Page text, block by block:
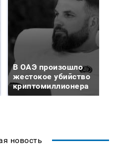
В ОАЭ произошло
жестокое убийство
криптомиллионера
новость